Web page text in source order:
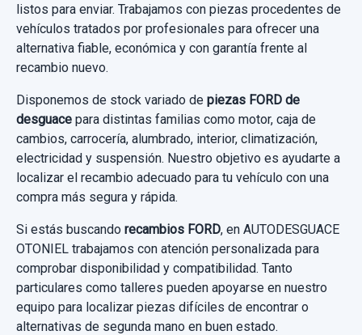
Garantía 1 año
Ref: 1020043 OEM: 6M2AR26413BA
24,79 €
Sin IVA, gastos de envío no incluidos.
Consultar por whatsapp
ASIENTO DELANTERO DERECHO
FORD GALAXY (CA1) LIMITED EDITION
Garantía 1 año
Ref:993559
60,00 €
Sin IVA, gastos de envío no incluidos.
Consultar por whatsapp
listos para enviar. Trabajamos con piezas procedentes de
vehículos tratados por profesionales para ofrecer una
alternativa fiable, económica y con garantía frente al
recambio nuevo.
Disponemos de stock variado de piezas FORD de
desguace para distintas familias como motor, caja de
cambios, carrocería, alumbrado, interior, climatización,
electricidad y suspensión. Nuestro objetivo es ayudarte a
localizar el recambio adecuado para tu vehículo con una
compra más segura y rápida.
Si estás buscando recambios FORD, en AUTODESGUACE
OTONIEL trabajamos con atención personalizada para
comprobar disponibilidad y compatibilidad. Tanto
particulares como talleres pueden apoyarse en nuestro
equipo para localizar piezas difíciles de encontrar o
alternativas de segunda mano en buen estado.